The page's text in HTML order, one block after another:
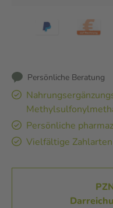
Persönliche Beratung
Persönliche
Vielfältige Zahlarten